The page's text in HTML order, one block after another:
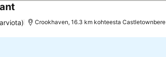
Crookhaven, 16.3 km kohteesta Castletownbere